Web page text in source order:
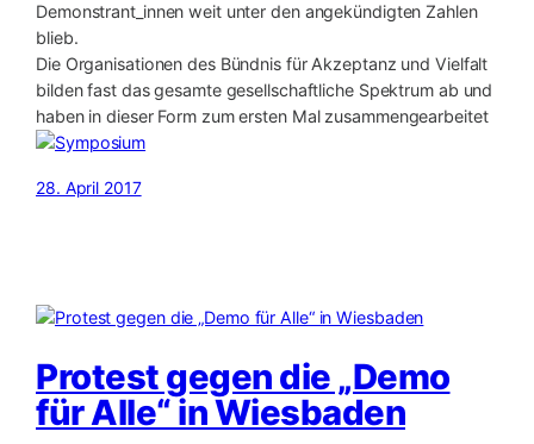
Demonstrant_innen weit unter den angekündigten Zahlen
blieb.
Die Organisationen des Bündnis für Akzeptanz und Vielfalt
bilden fast das gesamte gesellschaftliche Spektrum ab und
haben in dieser Form zum ersten Mal zusammengearbeitet
28. April 2017
Protest gegen die „Demo
für Alle“ in Wiesbaden